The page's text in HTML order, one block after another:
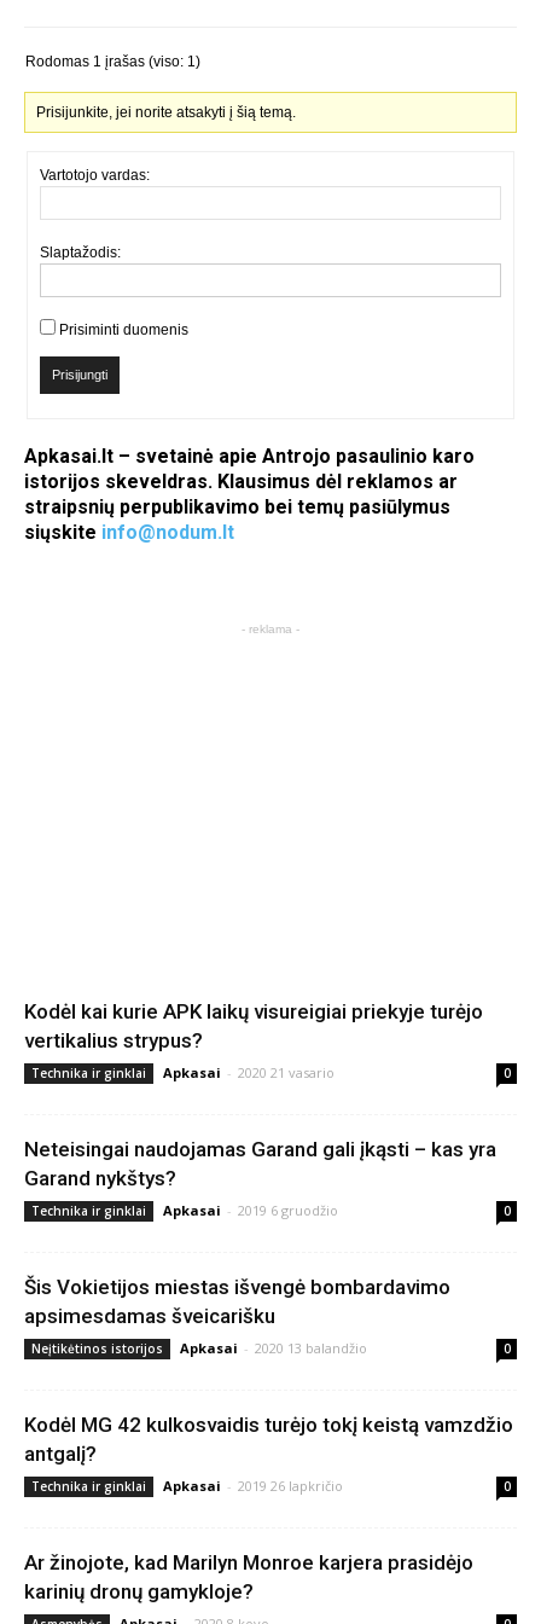
Rodomas 1 įrašas (viso: 1)
Prisijunkite, jei norite atsakyti į šią temą.
Vartotojo vardas:
Slaptažodis:
Prisiminti duomenis
Prisijungti
Apkasai.lt – svetainė apie Antrojo pasaulinio karo
istorijos skeveldras. Klausimus dėl reklamos ar
straipsnių perpublikavimo bei temų pasiūlymus
siųskite info@nodum.lt
- reklama -
Kodėl kai kurie APK laikų visureigiai priekyje turėjo
vertikalius strypus?
Technika ir ginklai Apkasai - 2020 21 vasario 0
Neteisingai naudojamas Garand gali įkąsti – kas yra
Garand nykštys?
Technika ir ginklai Apkasai - 2019 6 gruodžio 0
Šis Vokietijos miestas išvengė bombardavimo
apsimesdamas šveicarišku
Neįtikėtinos istorijos Apkasai - 2020 13 balandžio 0
Kodėl MG 42 kulkosvaidis turėjo tokį keistą vamzdžio
antgalį?
Technika ir ginklai Apkasai - 2019 26 lapkričio 0
Ar žinojote, kad Marilyn Monroe karjera prasidėjo
karinių dronų gamykloje?